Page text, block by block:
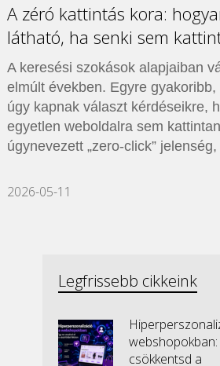
A zéró kattintás kora:
látható, ha senki sem
A keresési szokások alapjaiban
elmúlt években. Egyre
úgy kapnak választ kérdéseikre,
egyetlen weboldalra sem
úgynevezett „zero-click”
2026-05-11
Legfrissebb cikkeink
csökkentsd a